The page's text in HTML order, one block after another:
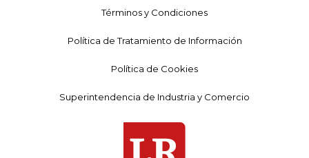
Términos y Condiciones
Política de Tratamiento de Información
Política de Cookies
Superintendencia de Industria y Comercio